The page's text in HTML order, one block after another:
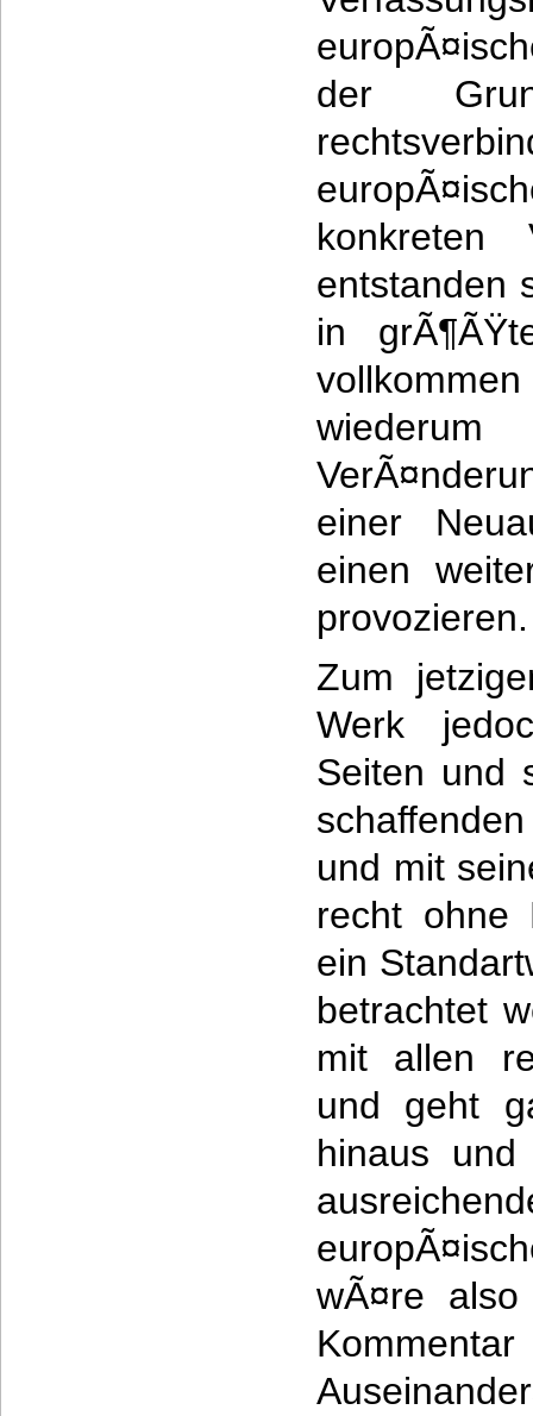
der
konkreten
entstanden
in
einer
einen
provozieren.
Zum
Werk
Seiten und
und mit
recht ohne
ein
betrachtet
mit allen
und geht
hinaus
wÃ¤re